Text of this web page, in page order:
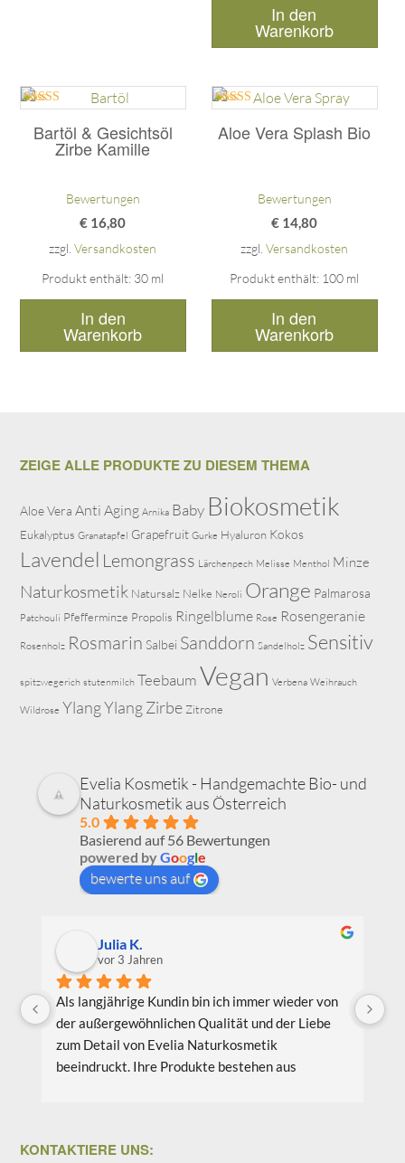
In den
Warenkorb
Bartöl & Gesichtsöl
Zirbe Kamille
5.00
von 5
Bewertungen
€ 16,80
zzgl.Versandkosten
Produkt enthält: 30 ml
In den
Warenkorb
Aloe Vera Splash Bio
5.00
von 5
Bewertungen
€ 14,80
zzgl.Versandkosten
Produkt enthält: 100 ml
In den
Warenkorb
ZEIGE ALLE PRODUKTE ZU DIESEM THEMA
Aloe Vera Anti Aging Arnika Baby Biokosmetik
Eukalyptus Granatapfel Grapefruit Gurke Hyaluron Kokos
Lavendel Lemongrass Lärchenpech Melisse Menthol Minze
Naturkosmetik Natursalz Nelke Neroli Orange Palmarosa
Patchouli Pfefferminze Propolis Ringelblume Rose Rosengeranie
Rosenholz Rosmarin Salbei Sanddorn Sandelholz Sensitiv
spitzwegerich stutenmilch TeebaumVegan Verbena Weihrauch
Wildrose Ylang YlangZirbe Zitrone
Evelia Kosmetik - Handgemachte Bio- und
Naturkosmetik aus Österreich
5.0
Basierend auf 56 Bewertungen
powered byGoogle
bewerte uns auf
Julia K.
vor 3 Jahren
Als langjährige Kundin bin ich immer wieder von
der außergewöhnlichen Qualität und der Liebe
zum Detail von Evelia Naturkosmetik
beeindruckt. Ihre Produkte bestehen aus
Lieblingsprodukte sind das Gesichtsöl Teebaum
KONTAKTIERE UNS: